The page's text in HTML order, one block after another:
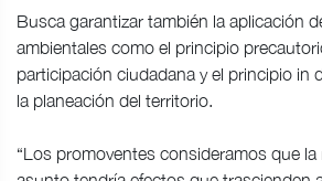
Busca garantizar también la aplicación
ambientales como el principio
participación ciudadana y el principio in
la planeación del territorio.
“Los promoventes consideramos que